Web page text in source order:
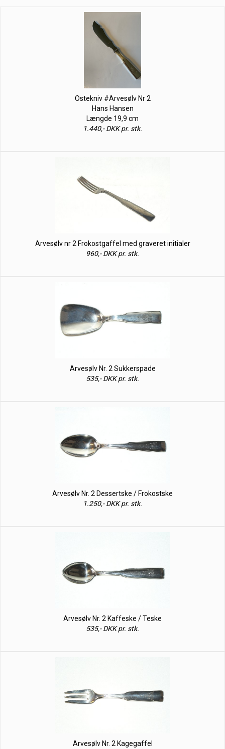
Ostekniv #Arvesølv Nr 2
Hans Hansen
Længde 19,9 cm
1.440,- DKK pr. stk.
Arvesølv nr 2 Frokostgaffel med graveret initialer
960,- DKK pr. stk.
Arvesølv Nr. 2 Sukkerspade
535,- DKK pr. stk.
Arvesølv Nr. 2 Dessertske / Frokostske
1.250,- DKK pr. stk.
Arvesølv Nr. 2 Kaffeske / Teske
535,- DKK pr. stk.
Arvesølv Nr. 2 Kagegaffel